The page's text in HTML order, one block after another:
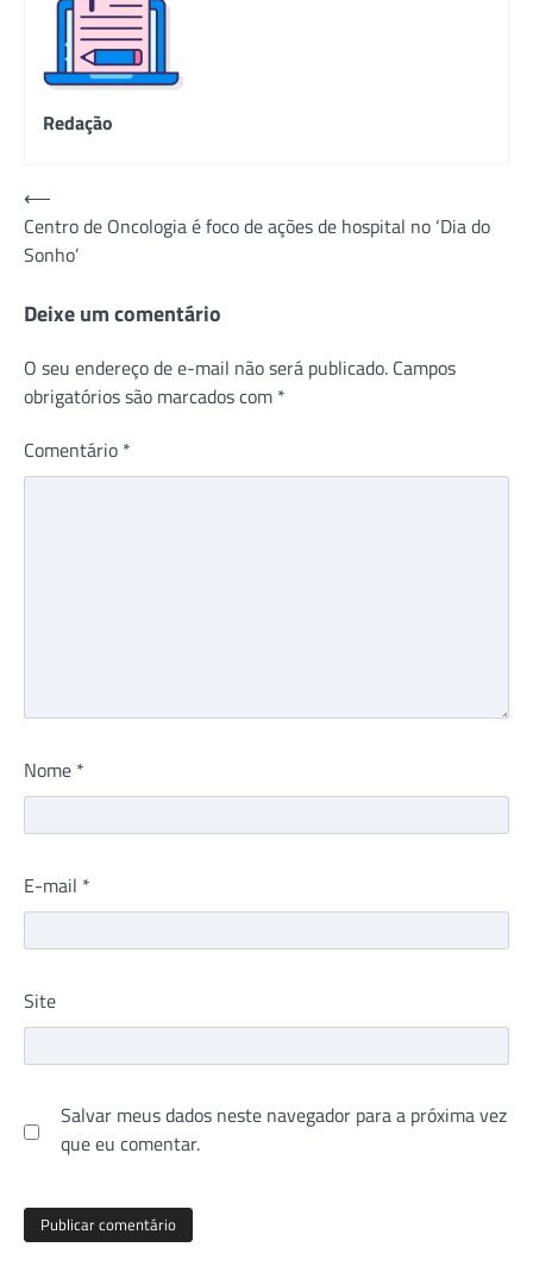
Redação
Navegação
de
Post
⟵
Centro de Oncologia é foco de ações de hospital no ‘Dia do
Sonho’
Deixe um comentário
O seu endereço de e-mail não será publicado. Campos
obrigatórios são marcados com *
Comentário *
Nome *
E-mail *
Site
Salvar meus dados neste navegador para a próxima vez
que eu comentar.